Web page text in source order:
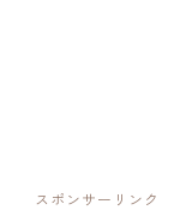
スポンサーリンク